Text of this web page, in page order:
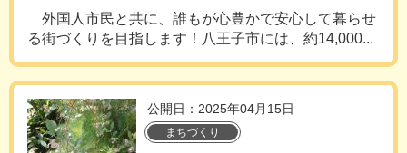
外国人市民と共に、誰もが心豊かで安心して暮らせ
る街づくりを目指します！八王子市には、約14,000...
公開日：2025年04月15日
まちづくり